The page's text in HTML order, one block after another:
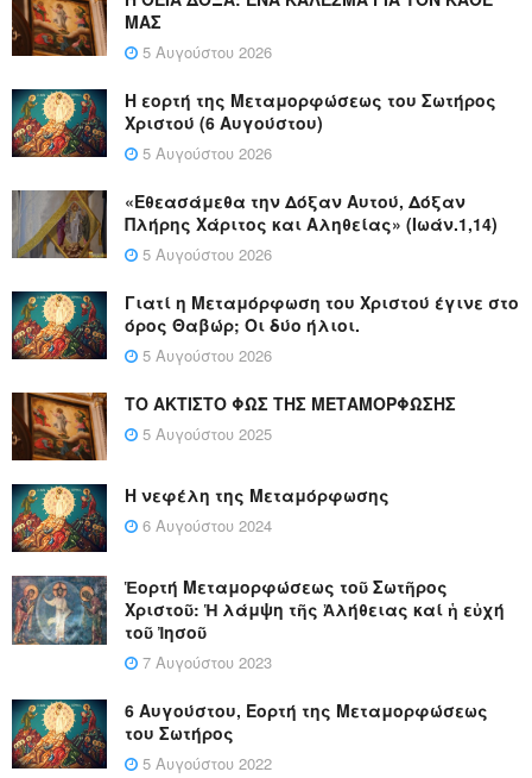
ΜΑΣ
5 Αυγούστου 2026
Η εορτή της Μεταμορφώσεως του Σωτήρος
Χριστού (6 Αυγούστου)
5 Αυγούστου 2026
«Εθεασάμεθα την Δόξαν Αυτού, Δόξαν
Πλήρης Χάριτος και Αληθείας» (Ιωάν.1,14)
5 Αυγούστου 2026
Γιατί η Μεταμόρφωση του Χριστού έγινε στο
όρος Θαβώρ; Οι δύο ήλιοι.
5 Αυγούστου 2026
ΤΟ ΑΚΤΙΣΤΟ ΦΩΣ ΤΗΣ ΜΕΤΑΜΟΡΦΩΣΗΣ
5 Αυγούστου 2025
Η νεφέλη της Μεταμόρφωσης
6 Αυγούστου 2024
Ἑορτή Μεταμορφώσεως τοῦ Σωτῆρος
Χριστοῦ: Ἡ λάμψη τῆς Ἀλήθειας καί ἡ εὐχή
τοῦ Ἰησοῦ
7 Αυγούστου 2023
6 Αυγούστου, Εορτή της Μεταμορφώσεως
του Σωτήρος
5 Αυγούστου 2022